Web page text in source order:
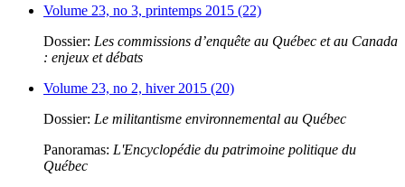
Volume 23, no 3, printemps 2015 (22)
Dossier: Les commissions d’enquête au Québec et au Canada
: enjeux et débats
Volume 23, no 2, hiver 2015 (20)
Dossier: Le militantisme environnemental au Québec
Panoramas: L'Encyclopédie du patrimoine politique du
Québec